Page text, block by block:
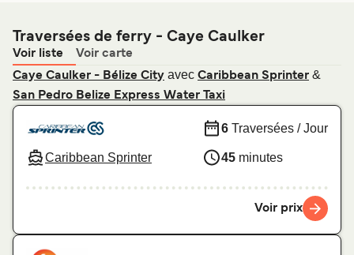
Traversées de ferry - Caye Caulker
Voir liste
Voir carte
Caye Caulker - Bélize City avec Caribbean Sprinter &
San Pedro Belize Express Water Taxi
Caribbean Sprinter
6 Traversées / Jour
45 minutes
Voir prix